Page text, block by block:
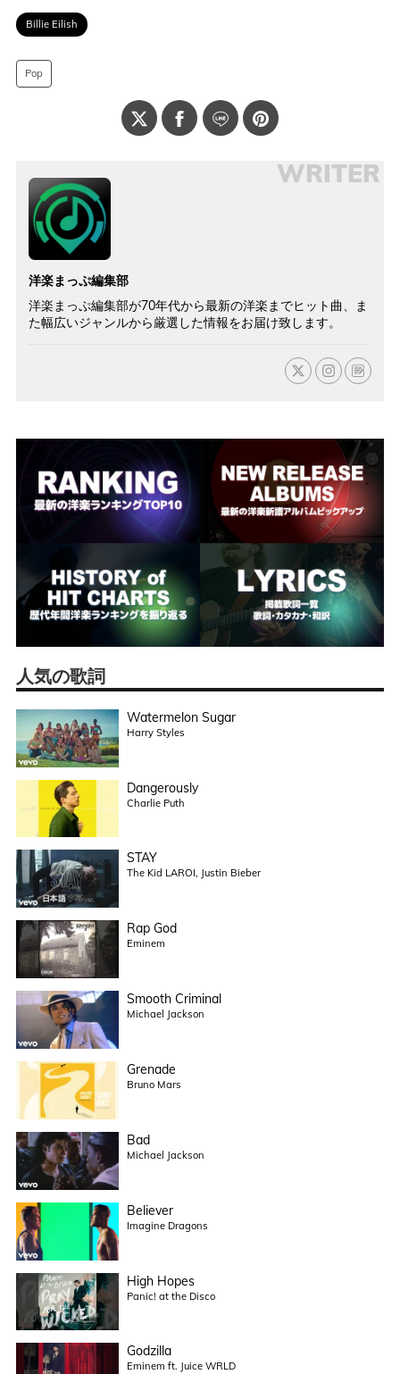
Billie Eilish
Pop
WRITER
洋楽まっぷ編集部
洋楽まっぷ編集部が70年代から最新の洋楽までヒット曲、ま
た幅広いジャンルから厳選した情報をお届け致します。
人気の歌詞
Watermelon Sugar
Harry Styles
Dangerously
Charlie Puth
STAY
The Kid LAROI, Justin Bieber
Rap God
Eminem
Smooth Criminal
Michael Jackson
Grenade
Bruno Mars
Bad
Michael Jackson
Believer
Imagine Dragons
High Hopes
Panic! at the Disco
Godzilla
Eminem ft. Juice WRLD